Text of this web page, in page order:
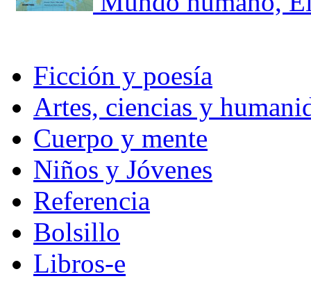
Ficción y poesía
Artes, ciencias y
Cuerpo y mente
Niños y Jóvenes
Referencia
Bolsillo
Libros-e